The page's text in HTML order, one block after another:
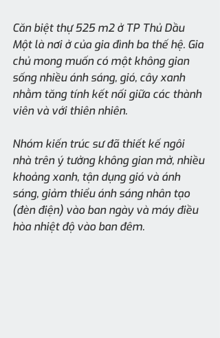
Căn biệt thự 525 m2 ở TP Thủ Dầu
Một là nơi ở của gia đình ba thế hệ. Gia
chủ mong muốn có một không gian
sống nhiều ánh sáng, gió, cây xanh
nhằm tăng tính kết nối giữa các thành
viên và với thiên nhiên.
Nhóm kiến trúc sư đã thiết kế ngôi
nhà trên ý tưởng không gian mở, nhiều
khoảng xanh, tận dụng gió và ánh
sáng, giảm thiểu ánh sáng nhân tạo
(đèn điện) vào ban ngày và máy điều
hòa nhiệt độ vào ban đêm.